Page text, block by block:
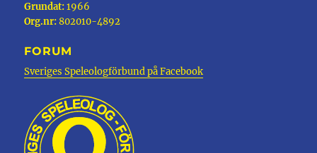
Grundat:1966
Org.nr:802010-4892
FORUM
Sveriges Speleologförbund på Facebook